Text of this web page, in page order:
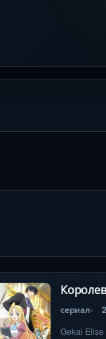
сериал
Gekai Elise